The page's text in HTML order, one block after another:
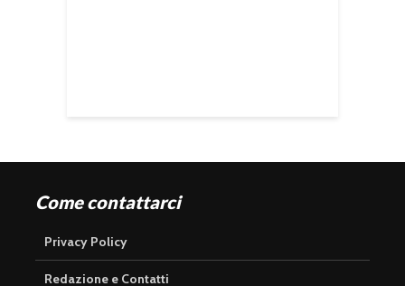
Come contattarci
Privacy Policy
Redazione e Contatti